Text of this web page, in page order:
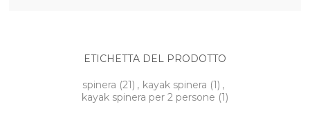
ETICHETTA DEL PRODOTTO
spinera (21) , kayak spinera (1) ,
kayak spinera per 2 persone (1)